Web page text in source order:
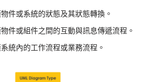
件或系統的狀態及其狀態轉換。
件或組件之間的互動與訊息傳遞流程。
統內的工作流程或業務流程。